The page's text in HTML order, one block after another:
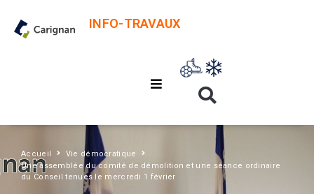
INFO-TRAVAUX
Accueil
Vie démocratique
Une assemblée du comité de démolition et une séance ordinaire
du Conseil tenues le mercredi 1 février